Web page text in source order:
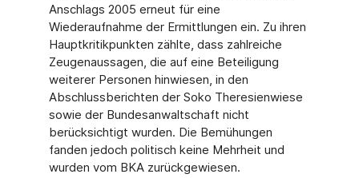
Anschlags 2005 erneut für eine
Wiederaufnahme der Ermittlungen ein. Zu ihren
Hauptkritikpunkten zählte, dass zahlreiche
Zeugenaussagen, die auf eine Beteiligung
weiterer Personen hinwiesen, in den
Abschlussberichten der Soko Theresienwiese
sowie der Bundesanwaltschaft nicht
berücksichtigt wurden. Die Bemühungen
fanden jedoch politisch keine Mehrheit und
wurden vom BKA zurückgewiesen.